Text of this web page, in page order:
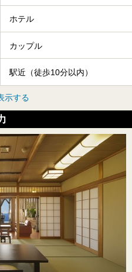
ホテル
カップル
駅近（徒歩10分以内）
示する